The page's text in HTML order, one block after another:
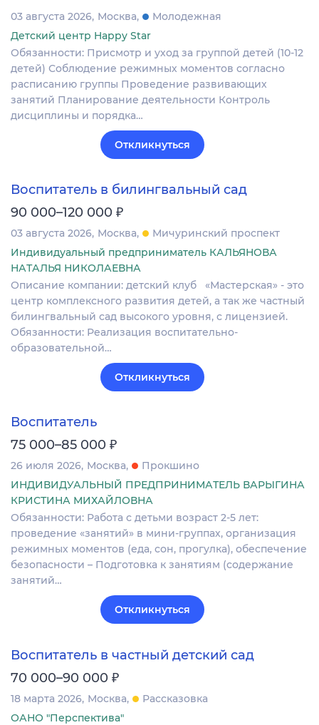
03 августа 2026 Москва
Молодежная
Детский центр Happy Star
Обязанности: Присмотр и уход за группой детей (10-12
детей) Соблюдение режимных моментов согласно
расписанию группы Проведение развивающих
занятий Планирование деятельности Контроль
дисциплины и порядка…
Откликнуться
Воспитатель в билингвальный сад
90 000–120 000 ₽
03 августа 2026 Москва
Мичуринский проспект
Индивидуальный предприниматель КАЛЬЯНОВА
НАТАЛЬЯ НИКОЛАЕВНА
Описание компании: детский клуб «Мастерская» - это
центр комплексного развития детей, а так же частный
билингвальный сад высокого уровня, с лицензией.
Обязанности: Реализация воспитательно-
образовательной…
Откликнуться
Воспитатель
75 000–85 000 ₽
26 июля 2026 Москва
Прокшино
ИНДИВИДУАЛЬНЫЙ ПРЕДПРИНИМАТЕЛЬ ВАРЫГИНА
КРИСТИНА МИХАЙЛОВНА
Обязанности: Работа с детьми возраст 2-5 лет:
проведение «занятий» в мини-группах, организация
режимных моментов (еда, сон, прогулка), обеспечение
безопасности – Подготовка к занятиям (содержание
занятий…
Откликнуться
Воспитатель в частный детский сад
70 000–90 000 ₽
18 марта 2026 Москва
Рассказовка
ОАНО "Перспектива"